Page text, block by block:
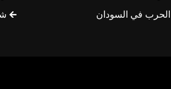
الحرب في السودان